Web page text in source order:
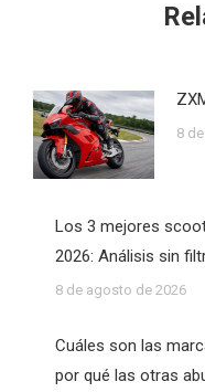
8
Los 3 mejores
2026: Análisis sin
8 de agosto de 2026
Cuáles son las
por qué las otras